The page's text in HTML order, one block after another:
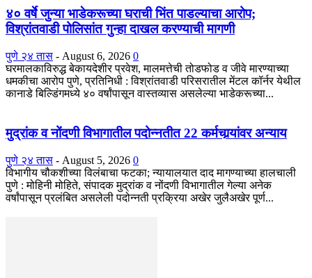
४० वर्षे जुन्या भाडेकरूच्या घराची भिंत पाडल्याचा आरोप;
विश्रांतवाडी पोलिसांत गुन्हा दाखल करण्याची मागणी
पुणे २४ तास - August 6, 2026 0
घरमालकाविरुद्ध बेकायदेशीर प्रवेश, मालमत्तेची तोडफोड व जीवे मारण्याच्या
धमकीचा आरोप पुणे, प्रतिनिधी : विश्रांतवाडी परिसरातील मेंटल कॉर्नर येथील
कानाडे बिल्डिंगमध्ये ४० वर्षांपासून वास्तव्यास असलेल्या भाडेकरूच्या...
मुद्रांक व नोंदणी विभागातील पदोन्नतीत 22 कर्मचार्‍यांवर अन्याय
पुणे २४ तास - August 5, 2026 0
विभागीय चौकशीच्या विलंबाचा फटका; न्यायालयात दाद मागण्याच्या हालचाली
पुणे : मोहिनी मोहिते, संपादक मुद्रांक व नोंदणी विभागातील गेल्या अनेक
वर्षांपासून प्रलंबित असलेली पदोन्नती प्रक्रिया अखेर जुलैअखेर पूर्ण...